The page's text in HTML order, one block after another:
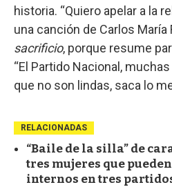
historia. “Quiero apelar a la
una canción de Carlos María
sacrificio, porque resume
“El Partido Nacional,
que no son lindas, saca lo
RELACIONADAS
“Baile de la silla” de
tres mujeres que
internos en tres